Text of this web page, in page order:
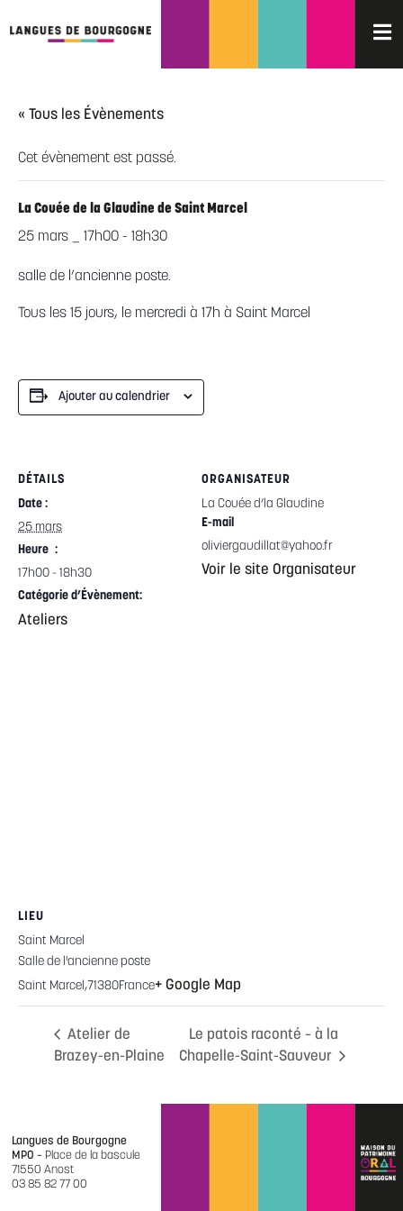
« Tous les Évènements
Cet évènement est passé.
La Couée de la Glaudine de Saint Marcel
25 mars _ 17h00 - 18h30
salle de l’ancienne poste.
Tous les 15 jours, le mercredi à 17h à Saint Marcel
Ajouter au calendrier
DÉTAILS
Date :
25 mars
Heure :
17h00 - 18h30
Catégorie d’Évènement:
Ateliers
ORGANISATEUR
La Couée d’la Glaudine
E-mail
oliviergaudillat@yahoo.fr
Voir le site Organisateur
LIEU
Saint Marcel
Salle de l'ancienne poste
Saint Marcel,71380France+ Google Map
Atelier de
Brazey-en-Plaine
Le patois raconté – à la
Chapelle-Saint-Sauveur
Langues de Bourgogne
MPO – Place de la bascule
71550 Anost
03 85 82 77 00